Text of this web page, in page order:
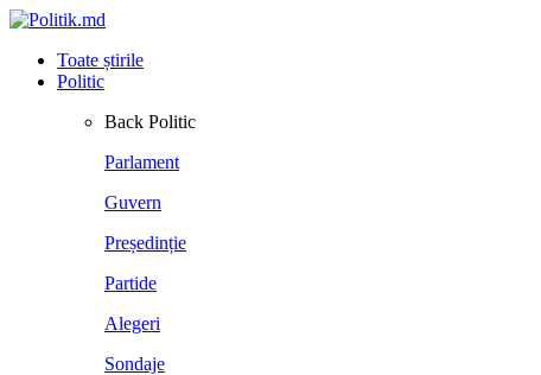
Toate știrile
Politic
Back Politic
Parlament
Guvern
Președinție
Partide
Alegeri
Sondaje